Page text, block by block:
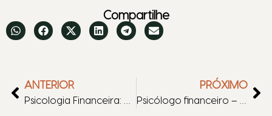
Compartilhe
ANTERIOR
Psicologia Financeira: mude sua relação com o dinheiro
PRÓXIMO
Psicólogo financeiro – poderá te ajudar a transformar sua vida.